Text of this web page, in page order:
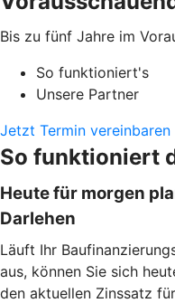
Bis zu fünf Jahre im
So funktioniert's
Unsere Partner
Jetzt Termin vereinbaren
So funktioniert
Heute für morgen
Darlehen
Läuft Ihr
aus, können Sie sich
den aktuellen Zinssatz